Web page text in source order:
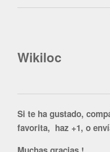
Wikiloc
Si te ha gustado,
favorita, haz +1, o